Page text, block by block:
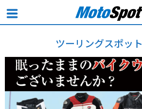
ツーリングスポット